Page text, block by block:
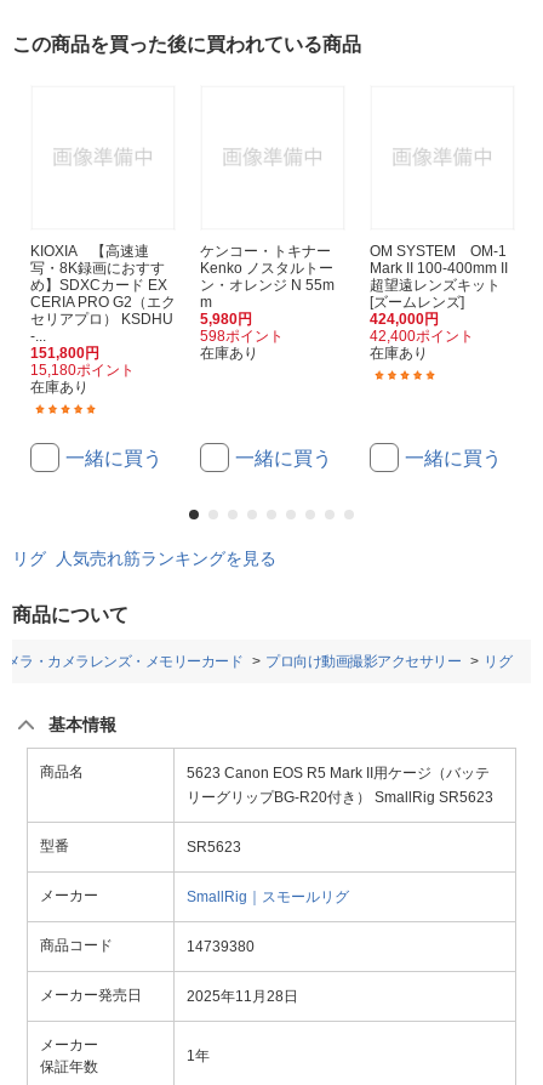
この商品を買った後に買われている商品
KIOXIA 【高速連
写・8K録画におすす
め】SDXCカード EX
CERIA PRO G2（エク
セリアプロ） KSDHU
-...
151,800円
15,180ポイント
在庫あり
一緒に買う
ケンコー・トキナー
Kenko ノスタルトー
ン・オレンジ N 55m
m
5,980円
598ポイント
在庫あり
一緒に買う
OM SYSTEM OM-1
Mark II 100-400mm II
超望遠レンズキット
[ズームレンズ]
424,000円
42,400ポイント
在庫あり
一緒に買う
リグ 人気売れ筋ランキングを見る
商品について
メラ・カメラレンズ・メモリーカード プロ向け動画撮影アクセサリー リグ
基本情報
商品名
5623 Canon EOS R5 Mark II用ケージ（バッテ
リーグリップBG-R20付き） SmallRig SR5623
型番 SR5623
メーカー SmallRig｜スモールリグ
商品コード 14739380
メーカー発売日 2025年11月28日
メーカー
保証年数
1年